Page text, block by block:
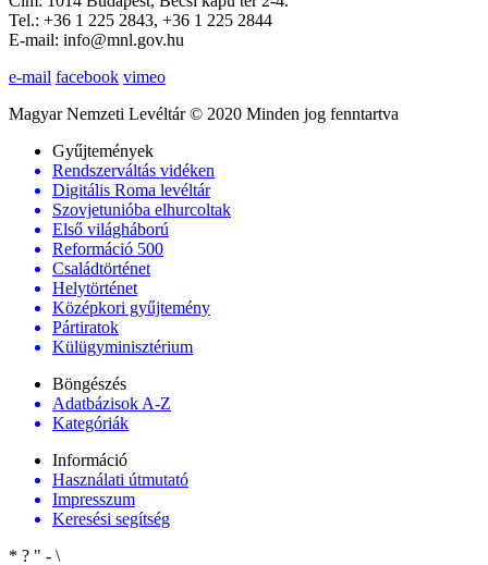
Tel.: +36 1 225 2843, +36 1 225 2844
E-mail: info@mnl.gov.hu
e-mail facebook vimeo
Magyar Nemzeti Levéltár © 2020 Minden jog fenntartva
Gyűjtemények
Rendszerváltás vidéken
Digitális Roma levéltár
Szovjetunióba elhurcoltak
Első világháború
Reformáció 500
Családtörténet
Helytörténet
Középkori gyűjtemény
Pártiratok
Külügyminisztérium
Böngészés
Adatbázisok A-Z
Kategóriák
Információ
Használati útmutató
Impresszum
Keresési segítség
* ? " - \